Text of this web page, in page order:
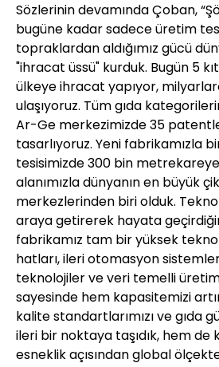
Sözlerinin devamında Çoban,
bugüne kadar sadece üretim
topraklardan aldığımız gücü
"ihracat üssü" kurduk. Bugün 5
ülkeye ihracat yapıyor,
ulaşıyoruz. Tüm gıda
Ar-Ge merkezimizde 35
tasarlıyoruz. Yeni fabrikamızla
tesisimizde 300 bin
alanımızla dünyanın en büyük
merkezlerinden biri olduk.
araya getirerek hayata
fabrikamız tam bir yüksek
hatları, ileri otomasyon
teknolojiler ve veri temelli üretim
sayesinde hem kapasitemizi
kalite standartlarımızı ve gıda
ileri bir noktaya taşıdık, hem de
esneklik açısından global